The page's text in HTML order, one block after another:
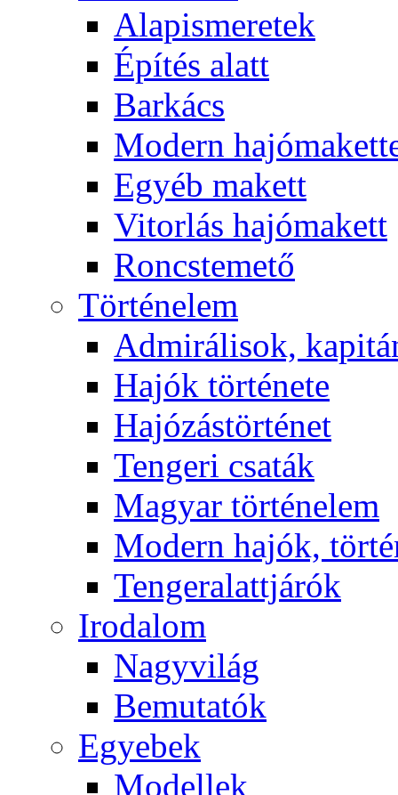
Alapismeretek
Építés alatt
Barkács
Modern
Egyéb makett
Vitorlás hajómakett
Roncstemető
Történelem
Admirálisok,
Hajók története
Hajózástörténet
Tengeri csaták
Magyar történelem
Modern hajók,
Tengeralattjárók
Irodalom
Nagyvilág
Bemutatók
Egyebek
Modellek